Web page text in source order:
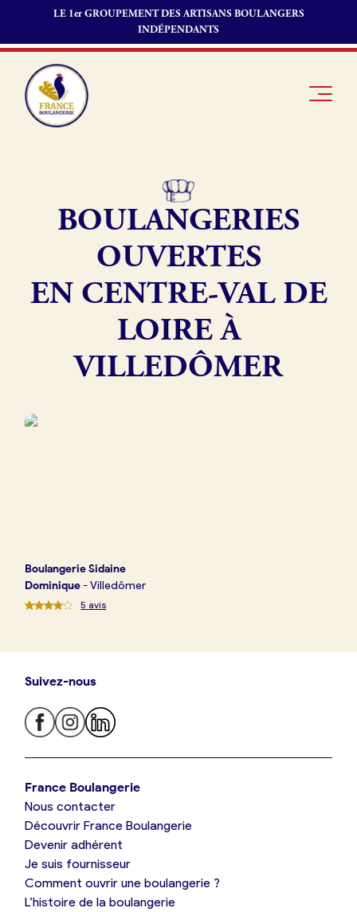
LE 1er GROUPEMENT DES ARTISANS BOULANGERS
INDÉPENDANTS
Je trouve ma boulangerie
Je suis boulanger
Je découvre France Boulangerie
Mes tarifs
Je suis
Je découvre
Boulangerie
France
Boulangerie
Offres
Fonds de
Actualités
Je suis
BOULANGERIES
OUVERTES
EN CENTRE-VAL DE
LOIRE À
VILLEDÔMER
BoulangerieSidaine
Dominique-Villedômer
5 avis
Suivez-nous
France Boulangerie
Nous contacter
Découvrir France Boulangerie
Devenir adhérent
Je suis fournisseur
Comment ouvrir une boulangerie ?
L’histoire de la boulangerie